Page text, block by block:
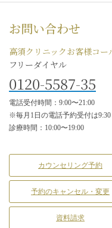
お問い合わせ
高須クリニックお客様コー
フリーダイヤル
0120-5587-35
電話受付時間：9:00〜21:00
※毎月1日の電話予約受付は9:30
診療時間：10:00〜19:00
カウンセリング予約
予約のキャンセル・変更
資料請求